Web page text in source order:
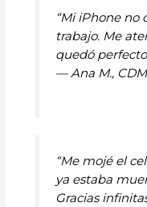
“Mi iPhone no
trabajo. Me
quedó
— Ana M.,
“Me mojé el
ya estaba
Gracias